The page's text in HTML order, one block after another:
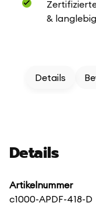
&
Details
Details
Artikelnummer
c1000-APDF-418-D